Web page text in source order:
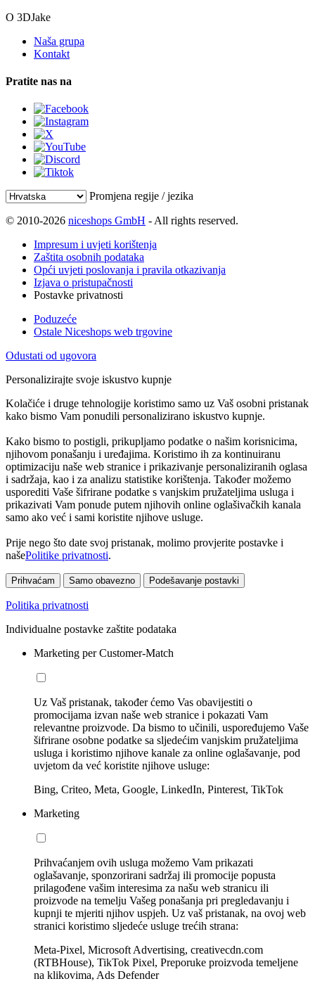
O 3DJake
Naša grupa
Kontakt
Pratite nas na
Promjena regije / jezika
© 2010-2026 niceshops GmbH - All rights reserved.
Impresum i uvjeti korištenja
Zaštita osobnih podataka
Opći uvjeti poslovanja i pravila otkazivanja
Izjava o pristupačnosti
Postavke privatnosti
Poduzeće
Ostale Niceshops web trgovine
Odustati od ugovora
Personalizirajte svoje iskustvo kupnje
Kolačiće i druge tehnologije koristimo samo uz Vaš osobni pristanak
kako bismo Vam ponudili personalizirano iskustvo kupnje.
Kako bismo to postigli, prikupljamo podatke o našim korisnicima,
njihovom ponašanju i uređajima. Koristimo ih za kontinuiranu
optimizaciju naše web stranice i prikazivanje personaliziranih oglasa
i sadržaja, kao i za analizu statistike korištenja. Također možemo
usporediti Vaše šifrirane podatke s vanjskim pružateljima usluga i
prikazivati Vam ponude putem njihovih online oglašivačkih kanala
samo ako već i sami koristite njihove usluge.
Prije nego što date svoj pristanak, molimo provjerite postavke i
našePolitike privatnosti.
Prihvaćam Samo obavezno Podešavanje postavki
Politika privatnosti
Individualne postavke zaštite podataka
Marketing per Customer-Match
Uz Vaš pristanak, također ćemo Vas obavijestiti o
promocijama izvan naše web stranice i pokazati Vam
relevantne proizvode. Da bismo to učinili, uspoređujemo Vaše
šifrirane osobne podatke sa sljedećim vanjskim pružateljima
usluga i koristimo njihove kanale za online oglašavanje, pod
uvjetom da već koristite njihove usluge:
Bing, Criteo, Meta, Google, LinkedIn, Pinterest, TikTok
Marketing
Prihvaćanjem ovih usluga možemo Vam prikazati
oglašavanje, sponzorirani sadržaj ili promocije popusta
prilagođene vašim interesima za našu web stranicu ili
proizvode na temelju Vašeg ponašanja pri pregledavanju i
kupnji te mjeriti njihov uspjeh. Uz vaš pristanak, na ovoj web
stranici koristimo sljedeće usluge trećih strana:
Meta-Pixel, Microsoft Advertising, creativecdn.com
(RTBHouse), TikTok Pixel, Preporuke proizvoda temeljene
na klikovima, Ads Defender